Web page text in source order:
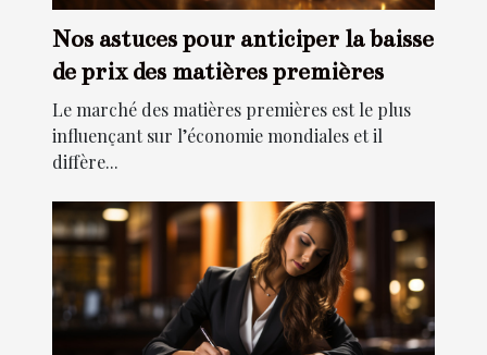
Nos astuces pour anticiper la baisse
de prix des matières premières
Le marché des matières premières est le plus
influençant sur l’économie mondiales et il
diffère...